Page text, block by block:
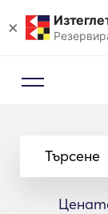
×
Търсене